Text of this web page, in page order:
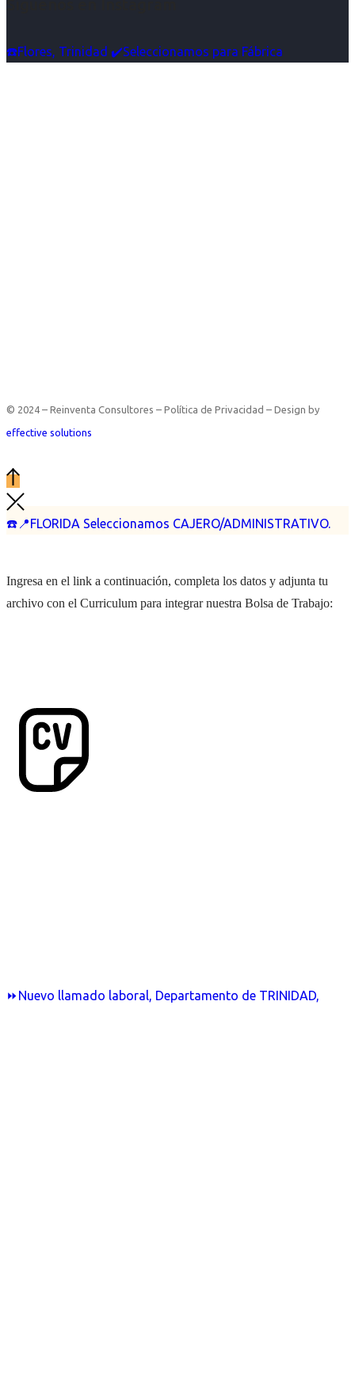
☎️Flores, Trinidad ✔️Seleccionamos para Fábrica
☎️📍FLORIDA Seleccionamos CAJERO/ADMINISTRATIVO.
⏩Nuevo llamado laboral, Departamento de TRINIDAD,
© 2024 – Reinventa Consultores – Política de Privacidad – Design by
effective solutions
Ingresa en el link a continuación, completa los datos y adjunta tu
archivo con el Curriculum para integrar nuestra Bolsa de Trabajo: